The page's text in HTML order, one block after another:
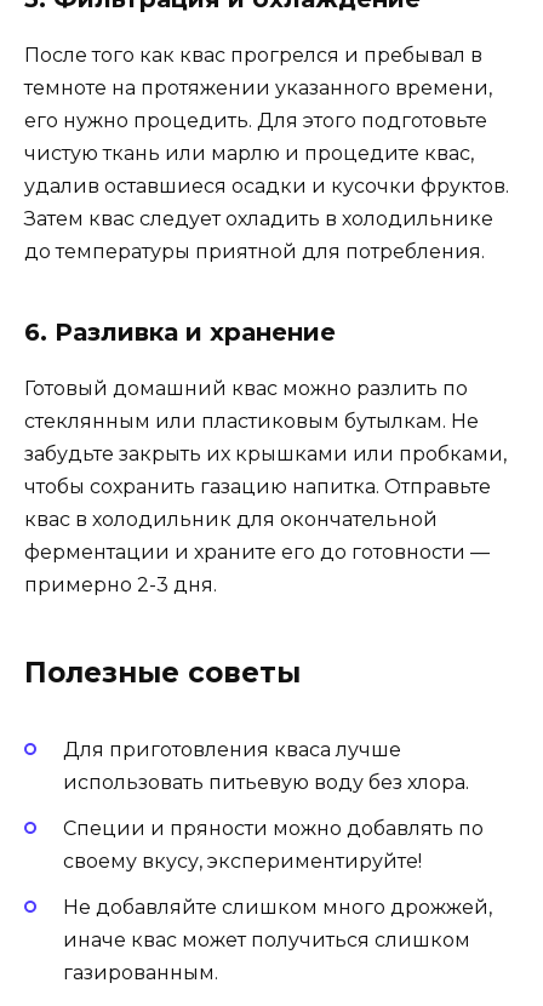
После того как квас прогрелся и пребывал в
темноте на протяжении указанного времени,
его нужно процедить. Для этого подготовьте
чистую ткань или марлю и процедите квас,
удалив оставшиеся осадки и кусочки фруктов.
Затем квас следует охладить в холодильнике
до температуры приятной для потребления.
6. Разливка и хранение
Готовый домашний квас можно разлить по
стеклянным или пластиковым бутылкам. Не
забудьте закрыть их крышками или пробками,
чтобы сохранить газацию напитка. Отправьте
квас в холодильник для окончательной
ферментации и храните его до готовности —
примерно 2-3 дня.
Полезные советы
Для приготовления кваса лучше
использовать питьевую воду без хлора.
Специи и пряности можно добавлять по
своему вкусу, экспериментируйте!
Не добавляйте слишком много дрожжей,
иначе квас может получиться слишком
газированным.